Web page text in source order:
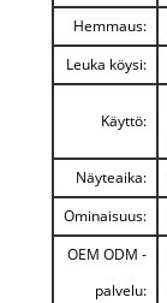
Hemmaus:
Leuka köysi:
Käyttö:
Näyteaika:
Ominaisuus:
OEM ODM -
palvelu: